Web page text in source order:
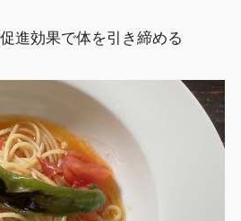
進効果で体を引き締める